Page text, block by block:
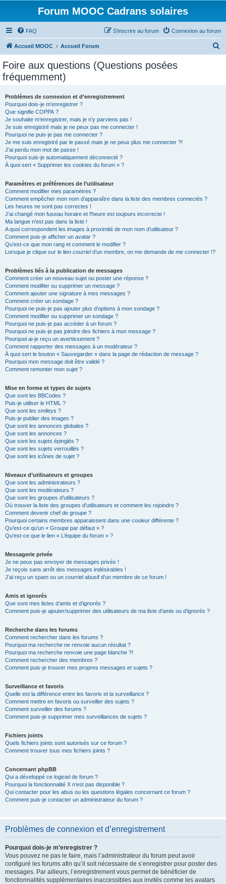
Forum MOOC Cadrans solaires
FAQ Connexion au forum
S’inscrire au forum
Accueil MOOC Accueil Forum
Foire aux questions (Questions posées
fréquemment)
Problèmes de connexion et d’enregistrement
Pourquoi dois-je m’enregistrer ?
Que signifie COPPA ?
Je souhaite m’enregistrer, mais je n’y parviens pas !
Je suis enregistré mais je ne peux pas me connecter !
Pourquoi ne puis-je pas me connecter ?
Je me suis enregistré par le passé mais je ne peux plus me connecter ?!
J’ai perdu mon mot de passe !
Pourquoi suis-je automatiquement déconnecté ?
À quoi sert « Supprimer les cookies du forum » ?
Paramètres et préférences de l’utilisateur
Comment modifier mes paramètres ?
Comment empêcher mon nom d’apparaître dans la liste des membres connectés ?
Les heures ne sont pas correctes !
J’ai changé mon fuseau horaire et l’heure est toujours incorrecte !
Ma langue n’est pas dans la liste !
A quoi correspondent les images à proximité de mon nom d’utilisateur ?
Comment puis-je afficher un avatar ?
Qu’est-ce que mon rang et comment le modifier ?
Lorsque je clique sur le lien courrield’un membre, on me demande de me connecter !?
Problèmes liés à la publication de messages
Comment créer un nouveau sujet ou poster une réponse ?
Comment modifier ou supprimer un message ?
Comment ajouter une signature à mes messages ?
Comment créer un sondage ?
Pourquoi ne puis-je pas ajouter plus d’options à mon sondage ?
Comment modifier ou supprimer un sondage ?
Pourquoi ne puis-je pas accéder à un forum ?
Pourquoi ne puis-je pas joindre des fichiers à mon message ?
Pourquoi ai-je reçu un avertissement ?
Comment rapporter des messages à un modérateur ?
À quoi sert le bouton « Sauvegarder » dans la page de rédaction de message ?
Pourquoi mon message doit être validé ?
Comment remonter mon sujet ?
Mise en forme et types de sujets
Que sont les BBCodes ?
Puis-je utiliser le HTML ?
Que sont les smileys ?
Puis-je publier des images ?
Que sont les annonces globales ?
Que sont les annonces ?
Que sont les sujets épinglés ?
Que sont les sujets verrouillés ?
Que sont les icônes de sujet ?
Niveaux d’utilisateurs et groupes
Que sont les administrateurs ?
Que sont les modérateurs ?
Que sont les groupes d’utilisateurs ?
Où trouver la liste des groupes d’utilisateurs et comment les rejoindre ?
Comment devenir chef de groupe ?
Pourquoi certains membres apparaissent dans une couleur différente ?
Qu’est-ce qu’un « Groupe par défaut » ?
Qu’est-ce que le lien « L’équipe du forum » ?
Messagerie privée
Je ne peux pas envoyer de messages privés !
Je reçois sans arrêt des messages indésirables !
J’ai reçu un spam ou un courriel abusif d’un membre de ce forum !
Amis et ignorés
Que sont mes listes d’amis et d’ignorés ?
Comment puis-je ajouter/supprimer des utilisateurs de ma liste d’amis ou d’ignorés ?
Recherche dans les forums
Comment rechercher dans les forums ?
Pourquoi ma recherche ne renvoie aucun résultat ?
Pourquoi ma recherche renvoie une page blanche ?!
Comment rechercher des membres ?
Comment puis-je trouver mes propres messages et sujets ?
Surveillance et favoris
Quelle est la différence entre les favoris et la surveillance ?
Comment mettre en favoris ou surveiller des sujets ?
Comment surveiller des forums ?
Comment puis-je supprimer mes surveillances de sujets ?
Fichiers joints
Quels fichiers joints sont autorisés sur ce forum ?
Comment trouver tous mes fichiers joints ?
Concernant phpBB
Qui a développé ce logiciel de forum ?
Pourquoi la fonctionnalité X n’est pas disponible ?
Qui contacter pour les abus ou les questions légales concernant ce forum ?
Comment puis-je contacter un administrateur du forum ?
Problèmes de connexion et d’enregistrement
Pourquoi dois-je m’enregistrer ?
Vous pouvez ne pas le faire, mais l’administrateur du forum peut avoir
configuré les forums afin qu’il soit nécessaire de s’enregistrer pour poster des
messages. Par ailleurs, l’enregistrement vous permet de bénéficier de
fonctionnalités supplémentaires inaccessibles aux invités comme les avatars